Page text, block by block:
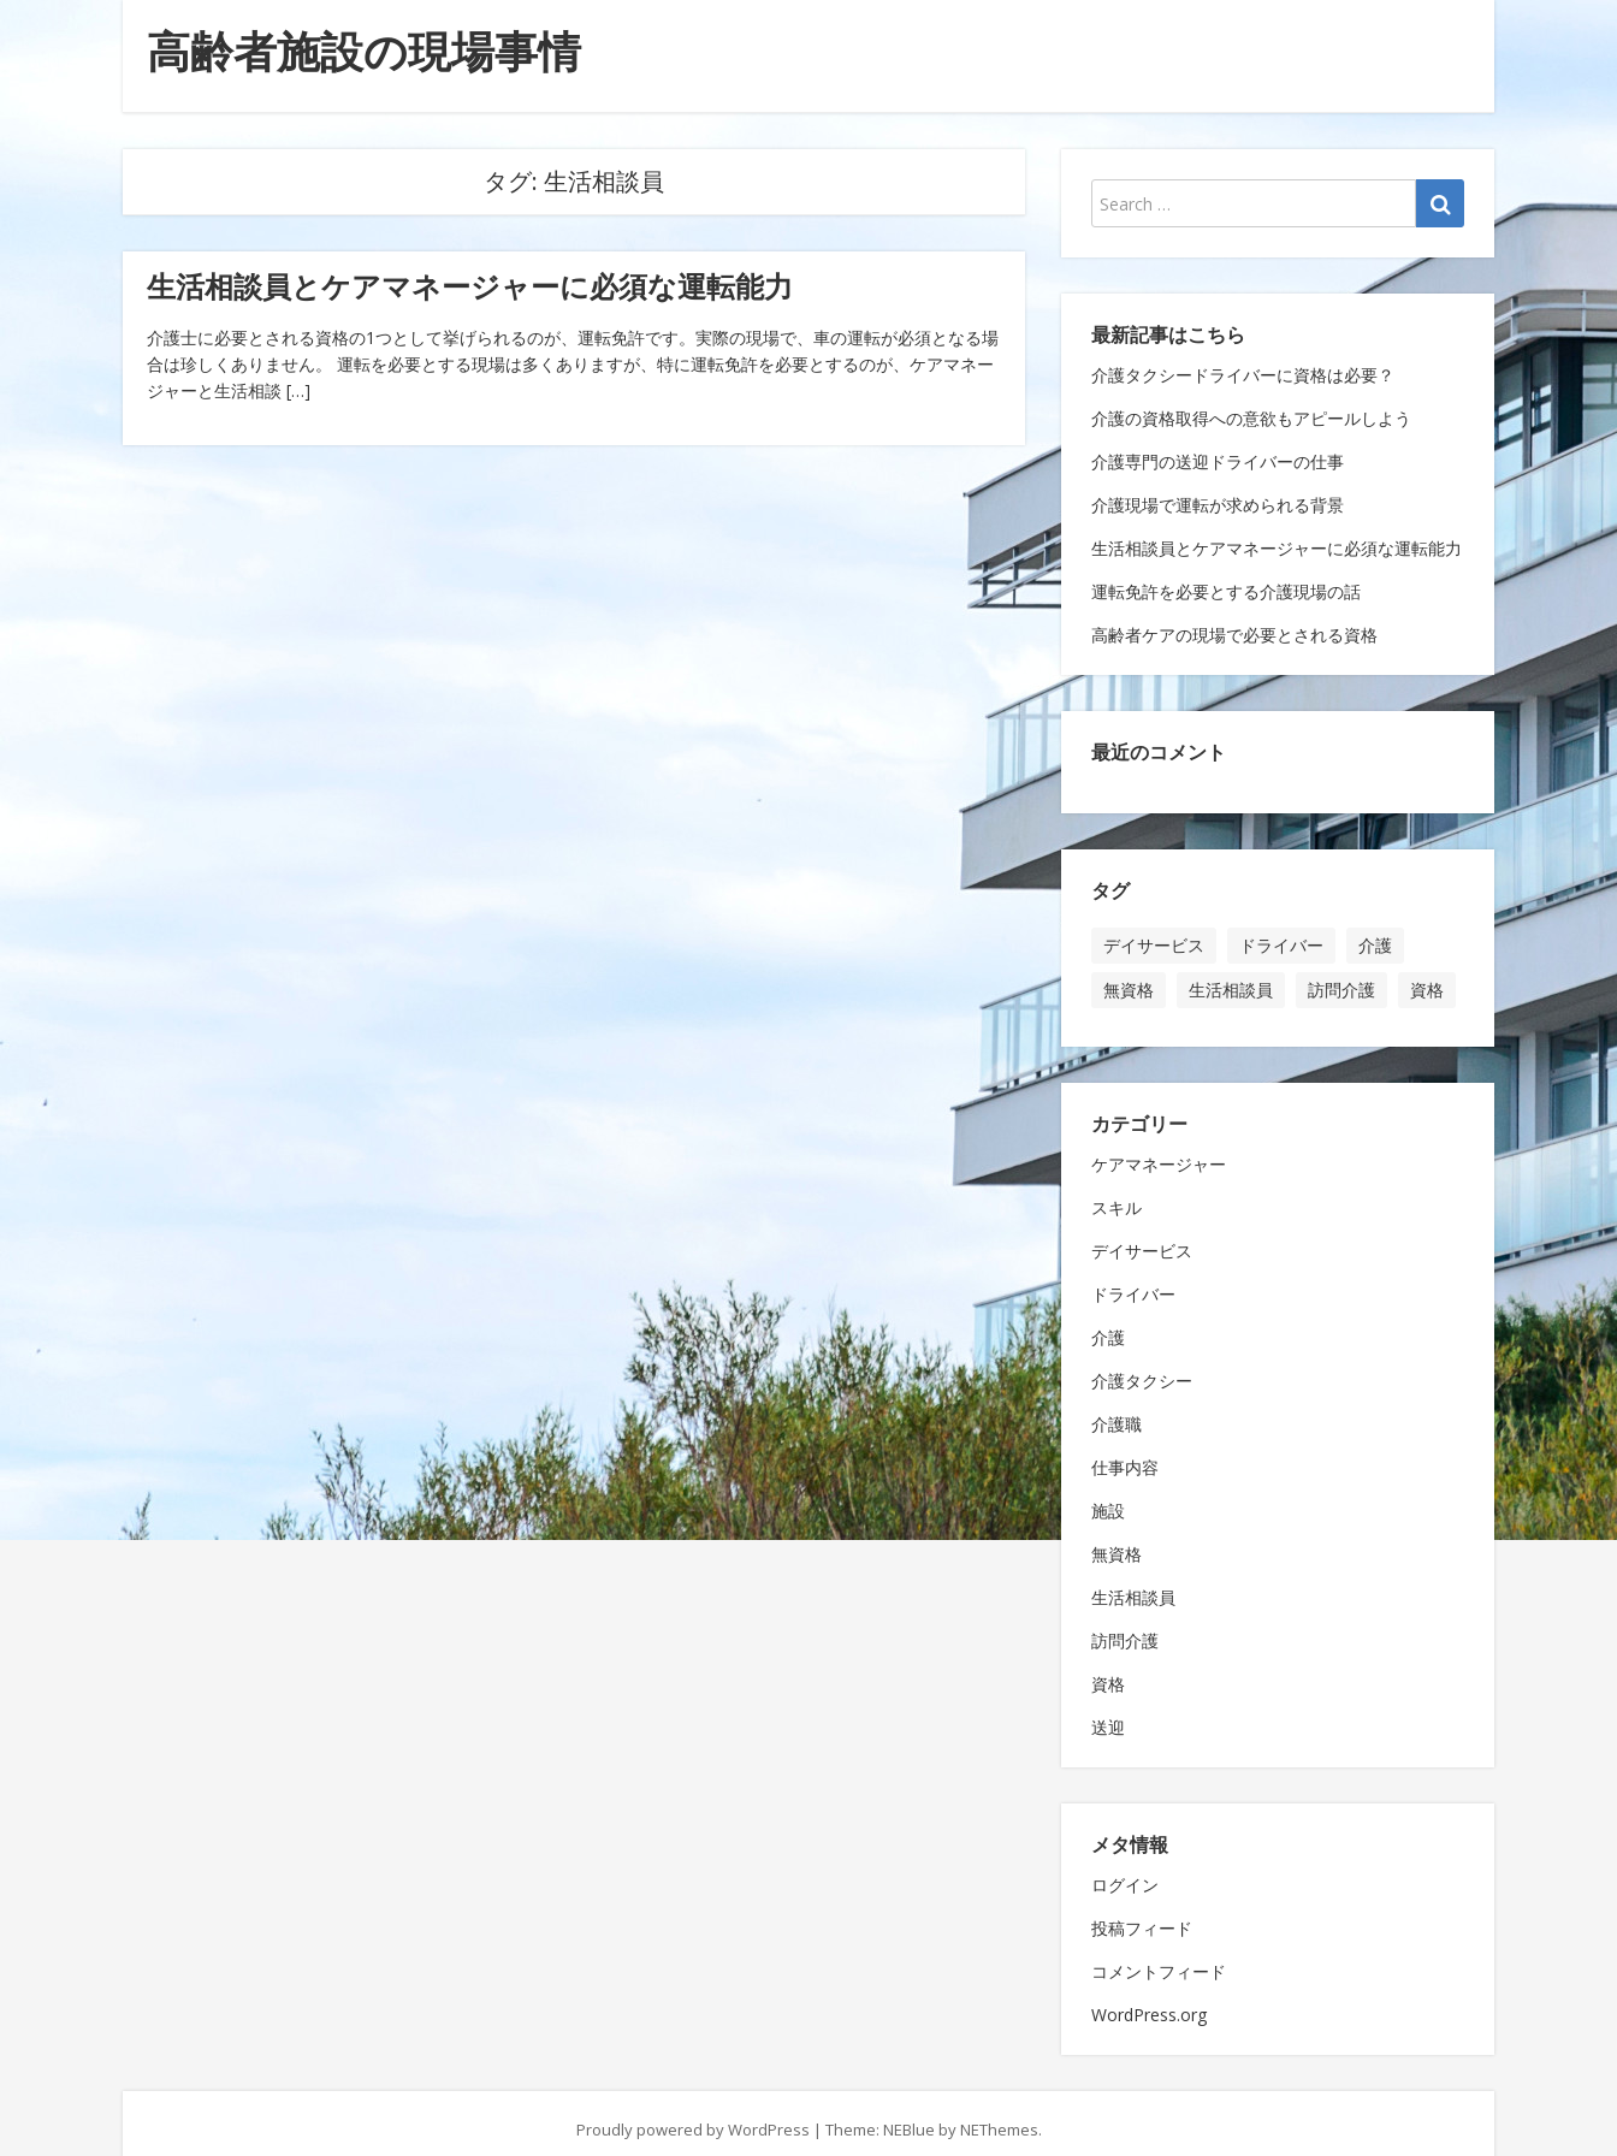
高齢者施設の現場事情
タグ: 生活相談員
生活相談員とケアマネージャーに必須な運転能力
介護士に必要とされる資格の1つとして挙げられるのが、運転免許です。実際の現場で、車の運転が必須となる場
合は珍しくありません。 運転を必要とする現場は多くありますが、特に運転免許を必要とするのが、ケアマネー
ジャーと生活相談 […]
最新記事はこちら
介護タクシードライバーに資格は必要？
介護の資格取得への意欲もアピールしよう
介護専門の送迎ドライバーの仕事
介護現場で運転が求められる背景
生活相談員とケアマネージャーに必須な運転能力
運転免許を必要とする介護現場の話
高齢者ケアの現場で必要とされる資格
最近のコメント
タグ
デイサービス ドライバー
介護
無資格
生活相談員 訪問介護 資格
カテゴリー
ケアマネージャー
スキル
デイサービス
ドライバー
介護
介護タクシー
介護職
仕事内容
施設
無資格
生活相談員
訪問介護
資格
送迎
メタ情報
ログイン
投稿フィード
コメントフィード
WordPress.org
Proudly powered by WordPress | Theme: NEBlue by NEThemes.